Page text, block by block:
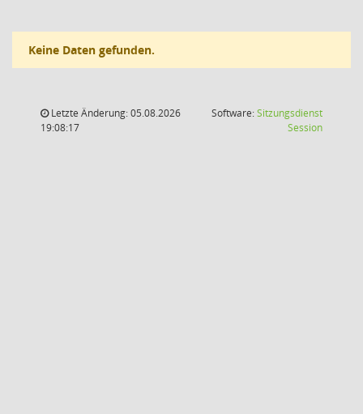
Keine Daten gefunden.
Letzte Änderung: 05.08.2026
19:08:17
Software:Sitzungsdienst
Session(Wird in